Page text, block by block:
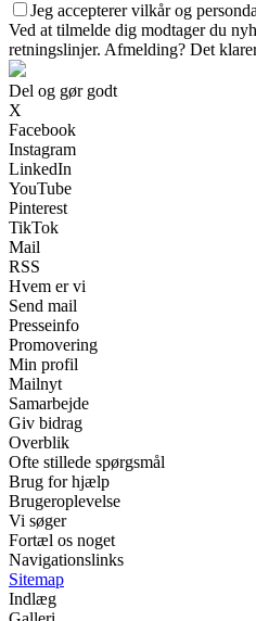
Jeg accepterer vilkår og
Ved at tilmelde dig modtager du
retningslinjer. Afmelding? Det
Del og gør godt
X
Facebook
Instagram
LinkedIn
YouTube
Pinterest
TikTok
Mail
RSS
Hvem er vi
Send mail
Presseinfo
Promovering
Min profil
Mailnyt
Samarbejde
Giv bidrag
Overblik
Ofte stillede spørgsmål
Brug for hjælp
Brugeroplevelse
Vi søger
Fortæl os noget
Navigationslinks
Sitemap
Indlæg